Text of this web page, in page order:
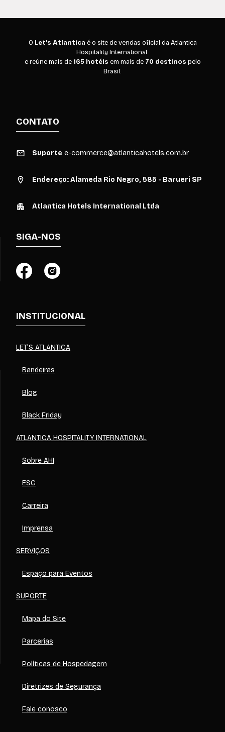
O Let's Atlantica é o site de vendas oficial da Atlantica
Hospitality International
e reúne mais de 165 hotéis em mais de 70 destinos pelo
Brasil.
CONTATO
Suporte e-commerce@atlanticahotels.com.br
Endereço: Alameda Rio Negro, 585 - Barueri SP
Atlantica Hotels International Ltda
SIGA-NOS
INSTITUCIONAL
LET'S ATLANTICA
Bandeiras
Blog
Black Friday
ATLANTICA HOSPITALITY INTERNATIONAL
Sobre AHI
ESG
Carreira
Imprensa
SERVIÇOS
Espaço para Eventos
SUPORTE
Mapa do Site
Parcerias
Políticas de Hospedagem
Diretrizes de Segurança
Fale conosco